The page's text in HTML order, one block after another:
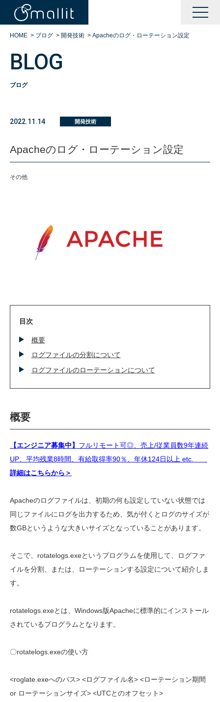
KAIZENサポート
BOOTサポート
技術ブログ
HOME > ブログ > 開発技術 > Apacheのログ・ローテーション設定
BLOG
ブログ
2022.11.14 開発技術
Apacheのログ・ローテーション設定
その他
目次
概要
ログファイルの分割について
ログファイルのローテーションについて
概要
【エンジニア募集中】 フルリモート可◎、売上/従業員数9年連続
UP、平均残業8時間、有給取得率90％、年休124日以上 etc.
詳細はこちらから＞
Apacheのログファイルは、初期の何も設定していない状態では
同じファイルにログを出力するため、気が付くとログのサイズが
数GBというような大きいサイズとなっていることがあります。
そこで、rotatelogs.exeというプログラムを使用して、ログファ
イルを分割、または、ローテーションする設定について紹介しま
す。
rotatelogs.exeとは、Windows版Apacheに標準的にインストール
されているプログラムとなります。
〇rotatelogs.exeの使い方
<roglate.exeへのパス> <ログファイル名> <ローテーション期間
or ローテーションサイズ> <UTCとのオフセット>